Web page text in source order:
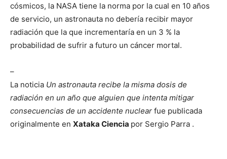
cósmicos, la NASA tiene la norma por la cual en 10 años
de servicio, un astronauta no debería recibir mayor
radiación que la que incrementaría en un 3 % la
probabilidad de sufrir a futuro un cáncer mortal.
–
La noticia Un astronauta recibe la misma dosis de
radiación en un año que alguien que intenta mitigar
consecuencias de un accidente nuclear fue publicada
originalmente en Xataka Ciencia por Sergio Parra .